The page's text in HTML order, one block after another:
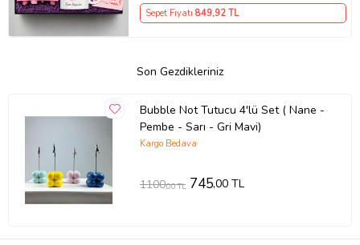
Sepet Fiyatı 849,92 TL
Son Gezdikleriniz
Bubble Not Tutucu 4'lü Set ( Nane -
Pembe - Sarı - Gri Mavi)
Kargo Bedava
1100,00 TL 745,00 TL